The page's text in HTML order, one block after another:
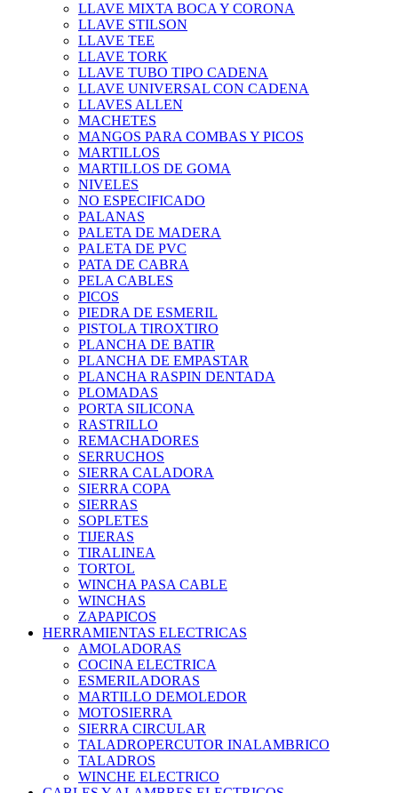
LLAVE MIXTA BOCA Y CORONA
LLAVE STILSON
LLAVE TEE
LLAVE TORK
LLAVE TUBO TIPO CADENA
LLAVE UNIVERSAL CON CADENA
LLAVES ALLEN
MACHETES
MANGOS PARA COMBAS Y PICOS
MARTILLOS
MARTILLOS DE GOMA
NIVELES
NO ESPECIFICADO
PALANAS
PALETA DE MADERA
PALETA DE PVC
PATA DE CABRA
PELA CABLES
PICOS
PIEDRA DE ESMERIL
PISTOLA TIROXTIRO
PLANCHA DE BATIR
PLANCHA DE EMPASTAR
PLANCHA RASPIN DENTADA
PLOMADAS
PORTA SILICONA
RASTRILLO
REMACHADORES
SERRUCHOS
SIERRA CALADORA
SIERRA COPA
SIERRAS
SOPLETES
TIJERAS
TIRALINEA
TORTOL
WINCHA PASA CABLE
WINCHAS
ZAPAPICOS
HERRAMIENTAS ELECTRICAS
AMOLADORAS
COCINA ELECTRICA
ESMERILADORAS
MARTILLO DEMOLEDOR
MOTOSIERRA
SIERRA CIRCULAR
TALADROPERCUTOR INALAMBRICO
TALADROS
WINCHE ELECTRICO